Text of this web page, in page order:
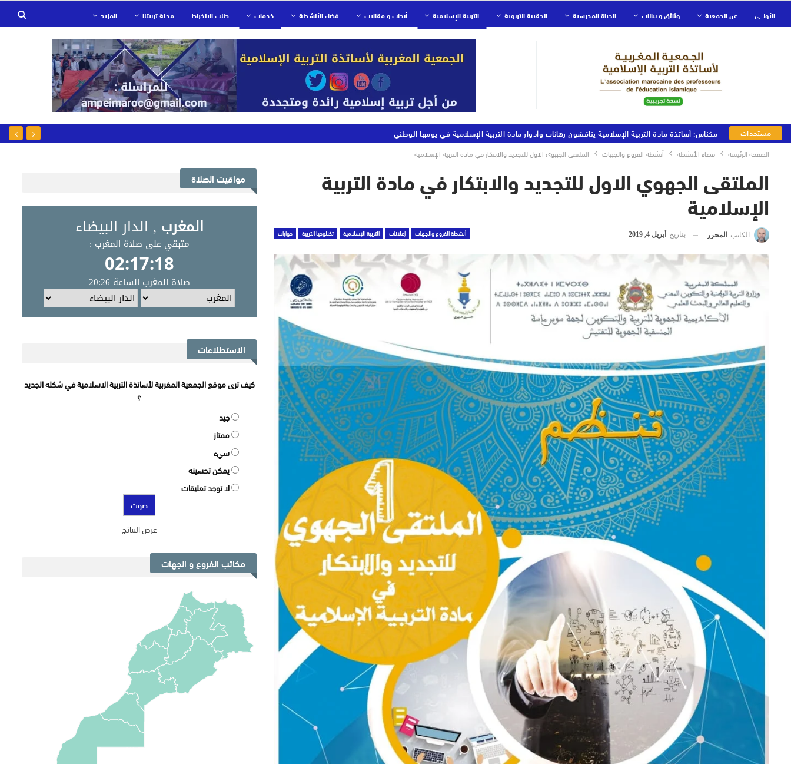
مستجدات
الجمعية
مكناس: أساتذة مادة التربية الإسلامية يناقشون رهانات وأدوار مادة التربية الإسلامية في يومها الوطني
الأولـــى عن الجمعية وثائق و بيانات الحياة المدرسية الحقيبة التربوية التربية الإسلامية أبحاث و مقالات فضاء الأنشطة خدمات طلب الانخراط مجلة تربيتنا المزيد
الصفحة الرئيسة فضاء الأنشطة أنشطة الفروع والجهات الملتقى الجهوي الاول للتجديد والابتكار في مادة التربية الإسلامية
الملتقى الجهوي الاول للتجديد والابتكار في مادة التربية
الإسلامية
أنشطة الفروع والجهات إعلانات التربية الإسلامية تكنلوجيا التربية حوارات الكاتب المحرر بتاريخ أبريل 4, 2019
مواقيت الصلاة
الاستطلاعات
كيف ترى موقع الجمعية المغربية لأساتذة التربية الاسلامية في شكله الجديد
؟
جيد
ممتاز
سيء
يمكن تحسينه
لا توجد تعليقات
عرض النتائج
مكاتب الفروع و الجهات